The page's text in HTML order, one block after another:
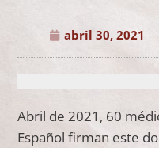
abril 30, 2021
Abril de 2021, 60
Español firman este